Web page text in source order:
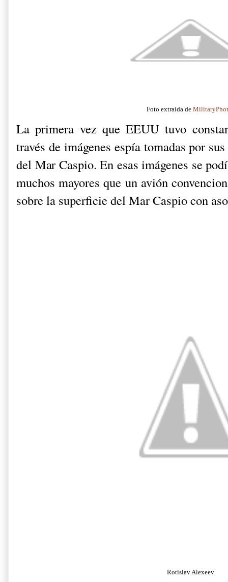
Foto extraída de
La primera vez que EEUU tuvo
través de imágenes espía tomadas por
del Mar Caspio. En esas imágenes se
muchos mayores que un avión
sobre la superficie del Mar Caspio con
Rotislav Alexeev